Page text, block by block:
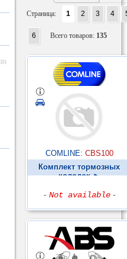
Страница: 1 2 3 4
6 Всего товаров: 135
COMLINE: CBS100
Комплект тормозных
колодок ►
- Not available -